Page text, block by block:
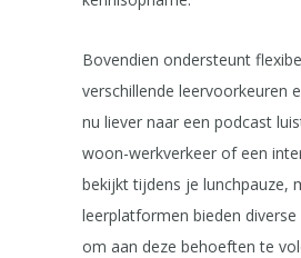
Bovendien ondersteunt
verschillende leervoorkeuren
nu liever naar een podcast
woon-werkverkeer of een
bekijkt tijdens je lunchpauze,
leerplatformen bieden
om aan deze behoeften te